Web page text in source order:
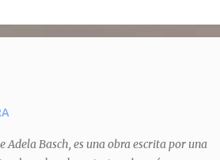
Adela Basch, es una obra escrita por una